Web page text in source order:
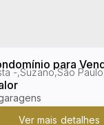
para
bairro Cidade
,Suzano,São Paulo